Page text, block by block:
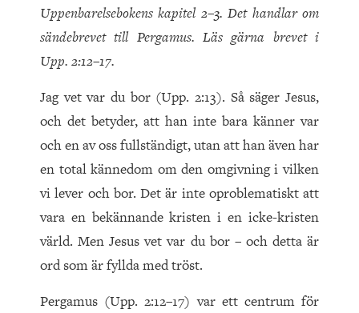
Uppenbarelsebokens kapitel 2–3. Det handlar om
sändebrevet till Pergamus. Läs gärna brevet i
Upp. 2:12–17.
Jag vet var du bor (Upp. 2:13). Så säger Jesus,
och det betyder, att han inte bara känner var
och en av oss fullständigt, utan att han även har
en total kännedom om den omgivning i vilken
vi lever och bor. Det är inte oproblematiskt att
vara en bekännande kristen i en icke-kristen
värld. Men Jesus vet var du bor – och detta är
ord som är fyllda med tröst.
Pergamus (Upp. 2:12–17) var ett centrum för